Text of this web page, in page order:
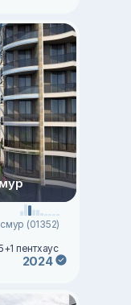
(01352)
пентхаус
2024